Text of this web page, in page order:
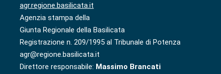
agr.regione.basilicata.it
Agenzia stampa della
Giunta Regionale della Basilicata
Registrazione n. 209/1995 al Tribunale di Potenza
agr@regione.basilicata.it
Direttore responsabile: Massimo Brancati